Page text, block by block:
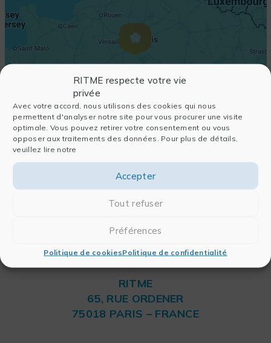
RITME respecte votre vie
privée
Avec votre accord, nous utilisons des cookies qui nous
permettent d'analyser notre site pour vous procurer une visite
optimale. Vous pouvez retirer votre consentement ou vous
opposer aux traitements des données. Pour plus de détails,
veuillez lire notre
Accepter
Tout refuser
Préférences
Politique de cookiesPolitique de confidentialité
RITME
65, RUE ORDENER
75018 PARIS – FRANCE